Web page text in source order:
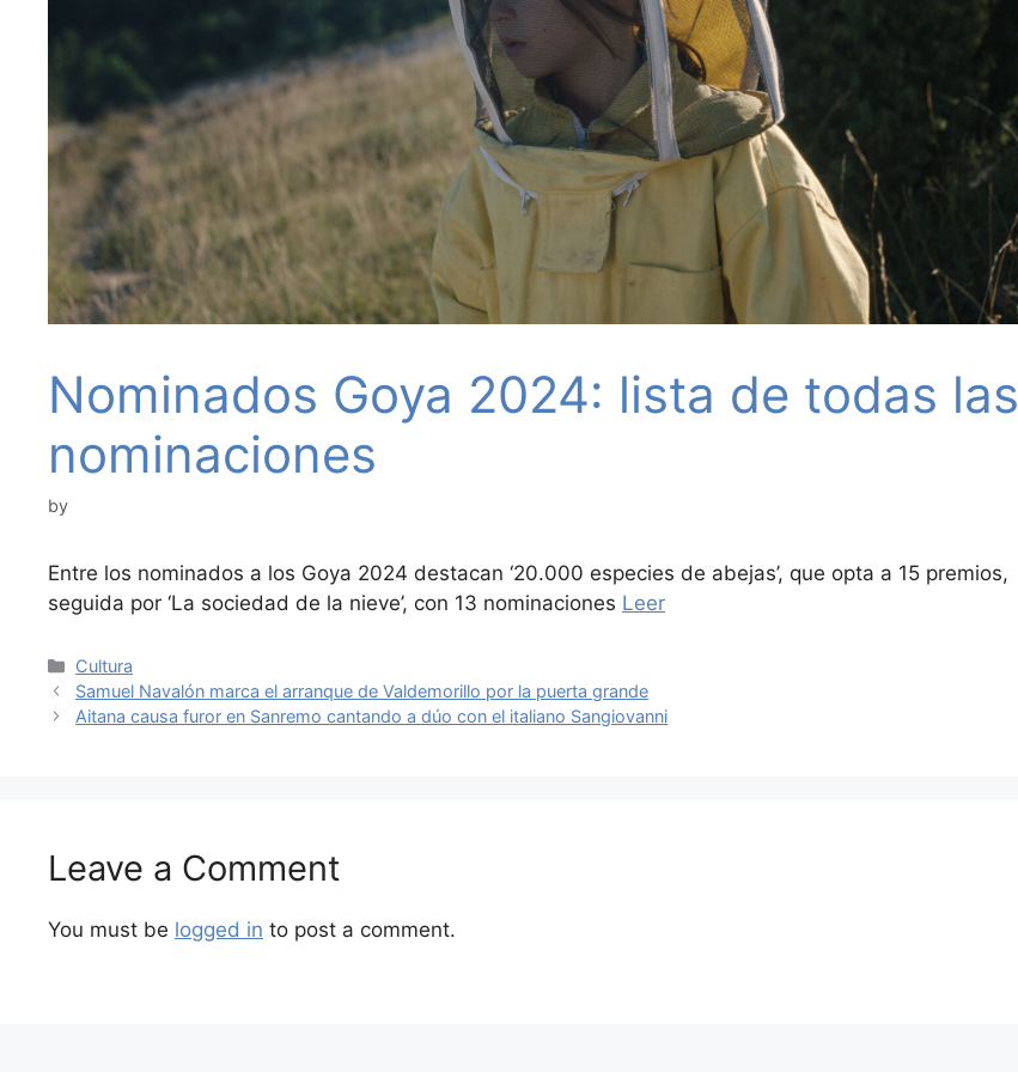
Nominados Goya 2024: lista de todas las
nominaciones
by
Entre los nominados a los Goya 2024 destacan ‘20.000 especies de abejas’, que opta a 15 premios,
seguida por ‘La sociedad de la nieve’, con 13 nominaciones Leer
Categories
Cultura
Samuel Navalón marca el arranque de Valdemorillo por la puerta grande
Aitana causa furor en Sanremo cantando a dúo con el italiano Sangiovanni
Leave a Comment
You must be logged in to post a comment.